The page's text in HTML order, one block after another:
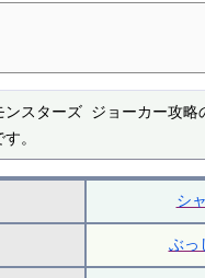
ンスターズ ジョーカー攻
。
シ
ぶっ